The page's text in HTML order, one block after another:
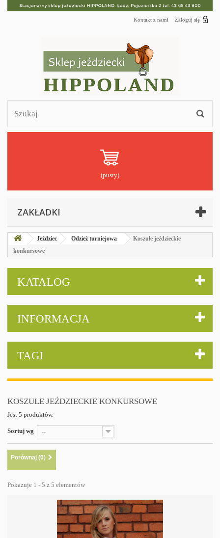
Zaloguj się
Kontakt z nami
(pusty)
ZAKŁADKI
Jeździec Odzież turniejowa
Koszule jeździeckie
konkursowe
KATALOG
INFORMACJA
TAGI
KOSZULE JEŹDZIECKIE KONKURSOWE
Jest 5 produktów.
Sortuj wg --
Porównaj (0)
Pokazuje 1 - 5 z 5 elementów